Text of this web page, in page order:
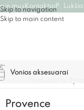
Skip to navigation
Skip to main content
mus Kontaktai P.
Vonios aksesuarai
Pradžia
Produktai su
Provence